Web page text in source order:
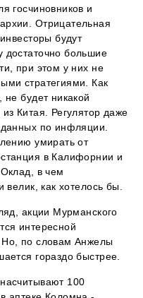
госчиновников и
Отрицательная
будут
достаточно большие
при этом у них не
стратегиями. Как
не будет никакой
Китая. Регулятор даже
по инфляции.
умирать от
в Калифорнии и
в чем
как хотелось бы.
акции Мурманского
интересной
Но, по словам Анжелы
гораздо быстрее.
100